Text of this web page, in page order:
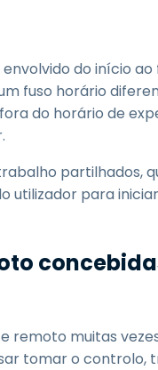
do início ao
fuso horário
do horário de
partilhados,
utilizador para
remoto muitas
tomar o controlo,